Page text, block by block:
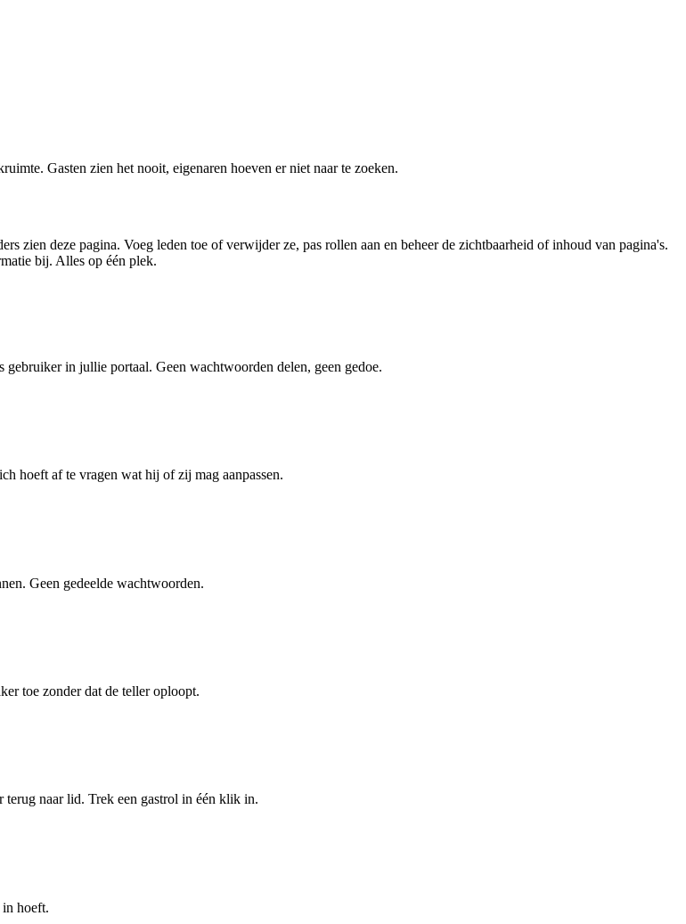
Gasten zien het nooit, eigenaren hoeven er niet naar te zoeken.
zien deze pagina. Voeg leden toe of verwijder ze, pas rollen aan en beheer de zichtbaarheid of inhoud van pagina's.
bij. Alles op één plek.
in jullie portaal. Geen wachtwoorden delen, geen gedoe.
hoeft af te vragen wat hij of zij mag aanpassen.
Geen gedeelde wachtwoorden.
toe zonder dat de teller oploopt.
terug naar lid. Trek een gastrol in één klik in.
hoeft.